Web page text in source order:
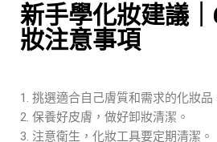
新手學化妝建議
妝注意事項
挑選適合自己膚質和需求的化妝品
保養好皮膚，做好卸妝清潔。
注意衛生，化妝工具要定期清潔。